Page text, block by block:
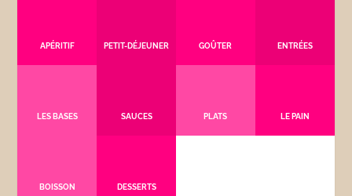
APÉRITIF PETIT-DÉJEUNER GOÛTER ENTRÉES
LES BASES SAUCES PLATS LE PAIN
BOISSON DESSERTS